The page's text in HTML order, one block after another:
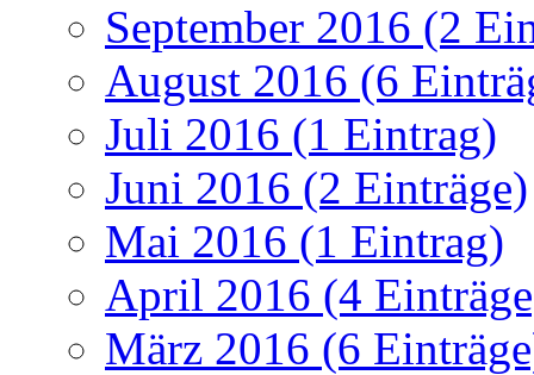
September 2016 (2
August 2016 (6
Juli 2016 (1 Eintrag)
Juni 2016 (2 Einträge)
Mai 2016 (1 Eintrag)
April 2016 (4
März 2016 (6